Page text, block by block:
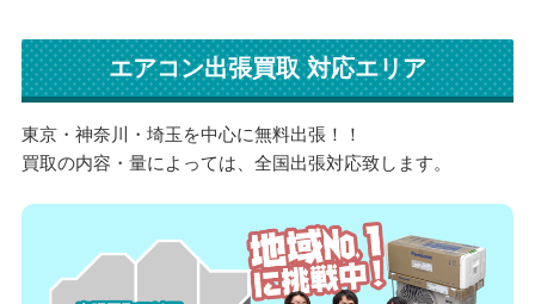
エアコン出張買取 対応エリア
東京・神奈川・埼玉を中心に無料出張！！
買取の内容・量によっては、全国出張対応致します。